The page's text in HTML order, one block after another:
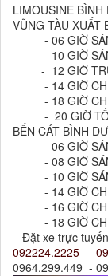
LIMOUSINE
VŨNG TÀU XUẤT
- 06 GIỜ
- 10 GIỜ
- 12 GIỜ
- 14 GIỜ
- 18 GIỜ
- 20 GIỜ
BẾN CÁT BÌNH
- 06 GIỜ
- 08 GIỜ
- 10 GIỜ
- 14 GIỜ
- 16 GIỜ
- 18 GIỜ
Đặt xe trực
092224.2225 -
0964.299.449 -